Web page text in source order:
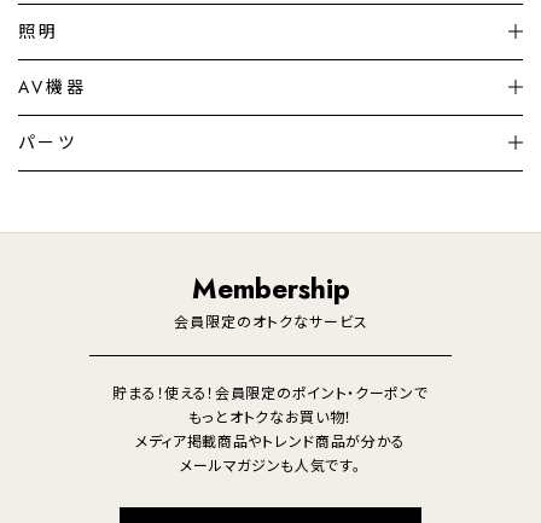
加湿器・空気清浄機
暖房機 掃除機
調理家電 生活家電
照明
シーリングライト
デスクライト
AV機器
テレビ
パーツ
Membership
会員限定のオトクなサービス
貯まる！使える！会員限定のポイント・クーポンで
もっとオトクなお買い物！
メディア掲載商品やトレンド商品が分かる
メールマガジンも人気です。